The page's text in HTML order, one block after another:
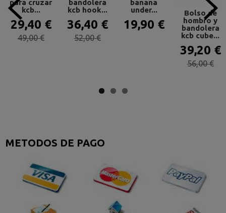
METODOS DE PAGO
para cruzar
kcb...
29,40 €
49,00 €
bandolera
kcb hook...
36,40 €
52,00 €
banana
under...
19,90 €
Bolso de
hombro y
bandolera
kcb cube...
39,20 €
56,00 €